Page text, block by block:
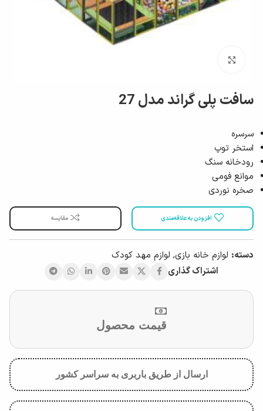
سافت پلی گراند مدل 27
سرسره
استخر توپ
رودخانه سنگ
موانع فومی
صخره نوردی
افزودن به علاقه‌مندی مقایسه
دسته: لوازم خانه بازی, لوازم مهد کودک
اشتراک گذاری
قیمت محصول
ارسال از طریق باربری به سراسر کشور